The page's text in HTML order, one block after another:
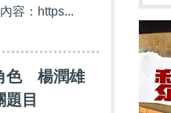
容：https...
色 楊潤雄
目